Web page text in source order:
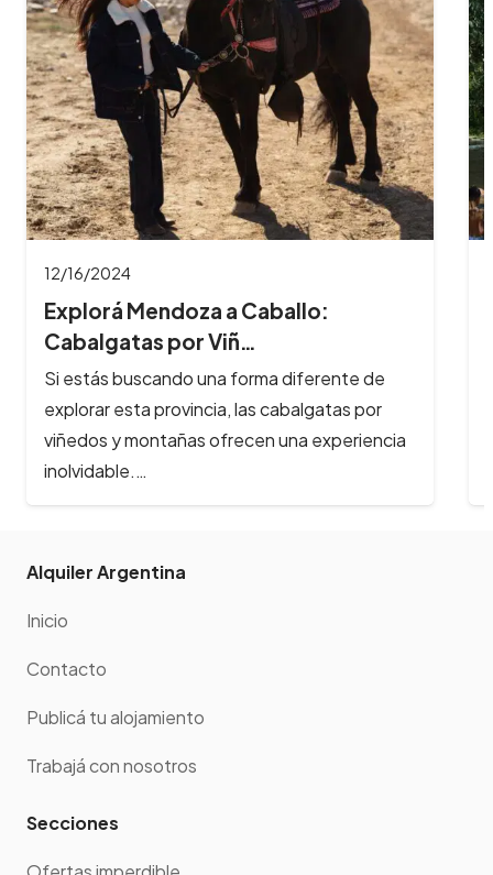
11/26/2024
8 Imperdibles balnearios en las
Sierras de Có…
Los ríos y arroyos de Córdoba son los
principales atractivos turísticos de la provincia
y reciben cada año, cientos de…
Alquiler Argentina
Inicio
Contacto
Publicá tu alojamiento
Trabajá con nosotros
Secciones